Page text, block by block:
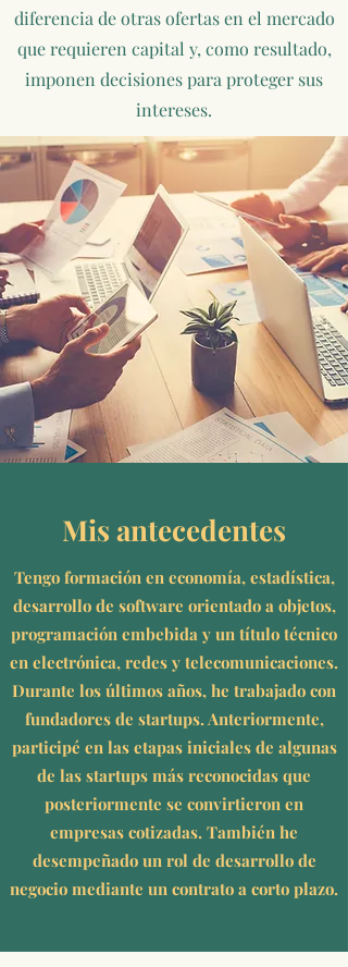
diferencia de otras ofertas en el mercado
que requieren capital y, como resultado,
imponen decisiones para proteger sus
intereses.
Mis antecedentes
Tengo formación en economía, estadística,
desarrollo de software orientado a objetos,
programación embebida y un título técnico
en electrónica, redes y telecomunicaciones.
Durante los últimos años, he trabajado con
fundadores de startups. Anteriormente,
participé en las etapas iniciales de algunas
de las startups más reconocidas que
posteriormente se convirtieron en
empresas cotizadas. También he
desempeñado un rol de desarrollo de
negocio mediante un contrato a corto plazo.